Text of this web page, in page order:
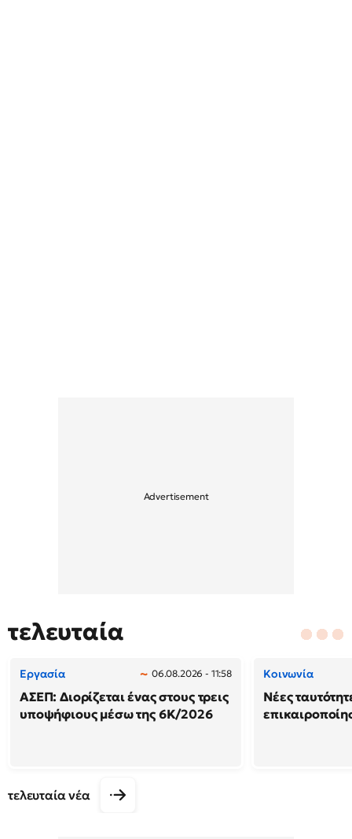
τελευταία
Εργασία 06.08.2026 - 11:58
ΑΣΕΠ: Διορίζεται ένας στους τρεις
υποψήφιους μέσω της 6Κ/2026
Κοινωνία
Νέες
τελευταία νέα